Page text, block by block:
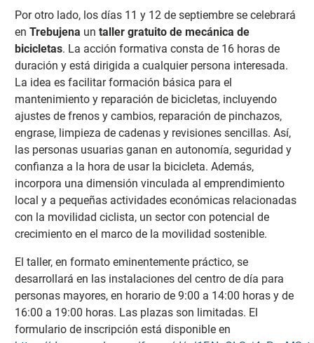
Por otro lado, los días 11 y 12 de septiembre se celebrará
en Trebujena un taller gratuito de mecánica de
bicicletas. La acción formativa consta de 16 horas de
duración y está dirigida a cualquier persona interesada.
La idea es facilitar formación básica para el
mantenimiento y reparación de bicicletas, incluyendo
ajustes de frenos y cambios, reparación de pinchazos,
engrase, limpieza de cadenas y revisiones sencillas. Así,
las personas usuarias ganan en autonomía, seguridad y
confianza a la hora de usar la bicicleta. Además,
incorpora una dimensión vinculada al emprendimiento
local y a pequeñas actividades económicas relacionadas
con la movilidad ciclista, un sector con potencial de
crecimiento en el marco de la movilidad sostenible.
El taller, en formato eminentemente práctico, se
desarrollará en las instalaciones del centro de día para
personas mayores, en horario de 9:00 a 14:00 horas y de
16:00 a 19:00 horas. Las plazas son limitadas. El
formulario de inscripción está disponible en